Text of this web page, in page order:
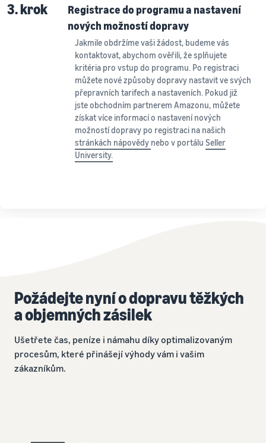
3. krok
Registrace do programu a nastavení
nových možností dopravy
Jakmile obdržíme vaši žádost, budeme vás
kontaktovat, abychom ověřili, že splňujete
kritéria pro vstup do programu. Po registraci
můžete nové způsoby dopravy nastavit ve svých
přepravních tarifech a nastaveních. Pokud již
jste obchodním partnerem Amazonu, můžete
získat více informací o nastavení nových
možností dopravy po registraci na našich
stránkách nápovědy nebo v portáluSeller
University.
Požádejte nyní o dopravu těžkých
a objemných zásilek
Ušetřete čas, peníze i námahu díky optimalizovaným
procesům, které přinášejí výhody vám i vašim
zákazníkům.